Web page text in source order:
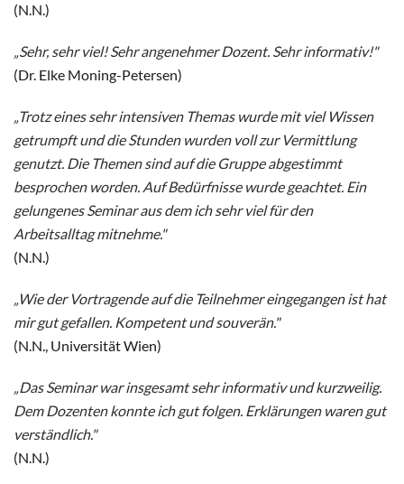
(N.N.)
„Sehr, sehr viel! Sehr angenehmer Dozent. Sehr informativ!"
(Dr. Elke Moning-Petersen)
„Trotz eines sehr intensiven Themas wurde mit viel Wissen
getrumpft und die Stunden wurden voll zur Vermittlung
genutzt. Die Themen sind auf die Gruppe abgestimmt
besprochen worden. Auf Bedürfnisse wurde geachtet. Ein
gelungenes Seminar aus dem ich sehr viel für den
Arbeitsalltag mitnehme."
(N.N.)
„Wie der Vortragende auf die Teilnehmer eingegangen ist hat
mir gut gefallen. Kompetent und souverän."
(N.N., Universität Wien)
„Das Seminar war insgesamt sehr informativ und kurzweilig.
Dem Dozenten konnte ich gut folgen. Erklärungen waren gut
verständlich."
(N.N.)